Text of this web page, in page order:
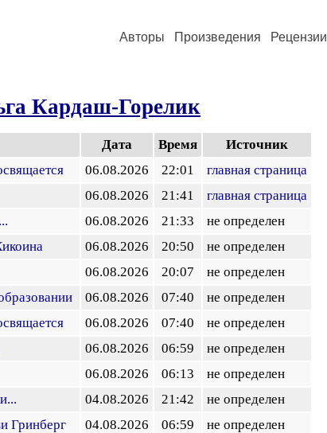
Авторы Произведения Рецензии
Кардаш-Горелик
Дата Время
Источник
06.08.2026 22:01
главная страница
06.08.2026 21:41
главная страница
06.08.2026 21:33
не определен
06.08.2026 20:50
не определен
06.08.2026 20:07
не определен
06.08.2026 07:40
не определен
06.08.2026 07:40
не определен
06.08.2026 06:59
не определен
06.08.2026 06:13
не определен
04.08.2026 21:42
не определен
Гринберг 04.08.2026 06:59
не определен